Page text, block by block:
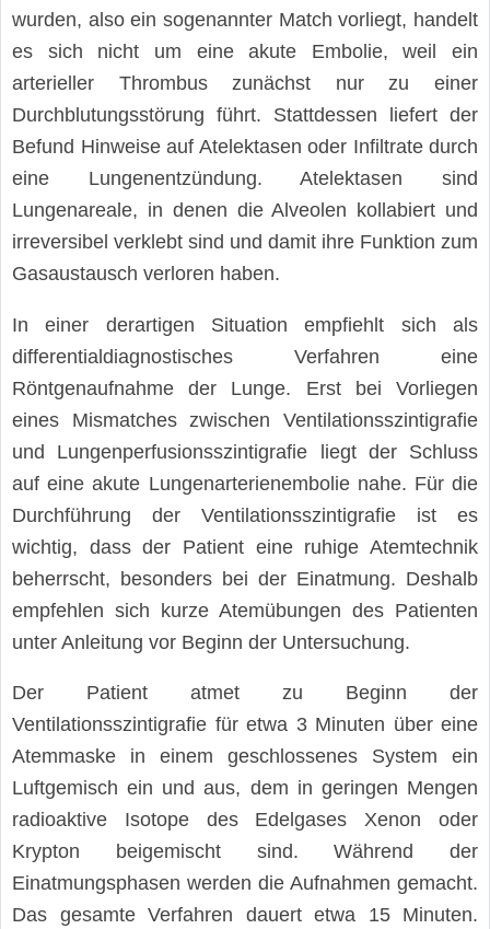
wurden, also ein sogenannter Match vorliegt, handelt
es sich nicht um eine akute Embolie, weil ein
arterieller Thrombus zunächst nur zu einer
Durchblutungsstörung führt. Stattdessen liefert der
Befund Hinweise auf Atelektasen oder Infiltrate durch
eine Lungenentzündung. Atelektasen sind
Lungenareale, in denen die Alveolen kollabiert und
irreversibel verklebt sind und damit ihre Funktion zum
Gasaustausch verloren haben.
In einer derartigen Situation empfiehlt sich als
differentialdiagnostisches Verfahren eine
Röntgenaufnahme der Lunge. Erst bei Vorliegen
eines Mismatches zwischen Ventilationsszintigrafie
und Lungenperfusionsszintigrafie liegt der Schluss
auf eine akute Lungenarterienembolie nahe. Für die
Durchführung der Ventilationsszintigrafie ist es
wichtig, dass der Patient eine ruhige Atemtechnik
beherrscht, besonders bei der Einatmung. Deshalb
empfehlen sich kurze Atemübungen des Patienten
unter Anleitung vor Beginn der Untersuchung.
Der Patient atmet zu Beginn der
Ventilationsszintigrafie für etwa 3 Minuten über eine
Atemmaske in einem geschlossenes System ein
Luftgemisch ein und aus, dem in geringen Mengen
radioaktive Isotope des Edelgases Xenon oder
Krypton beigemischt sind. Während der
Einatmungsphasen werden die Aufnahmen gemacht.
Das gesamte Verfahren dauert etwa 15 Minuten.